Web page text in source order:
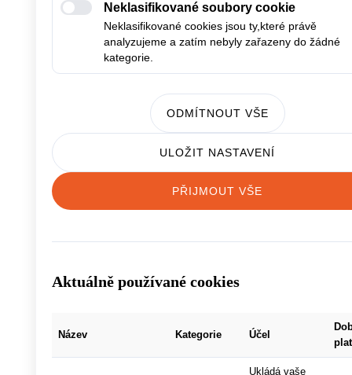
Neklasifikované soubory cookie
Neklasifikované cookies jsou ty,které právě
analyzujeme a zatím nebyly zařazeny do žádné
kategorie.
ODMÍTNOUT VŠE
ULOŽIT NASTAVENÍ
PŘIJMOUT VŠE
Aktuálně používané cookies
Název Kategorie Účel
Ukládá vaše